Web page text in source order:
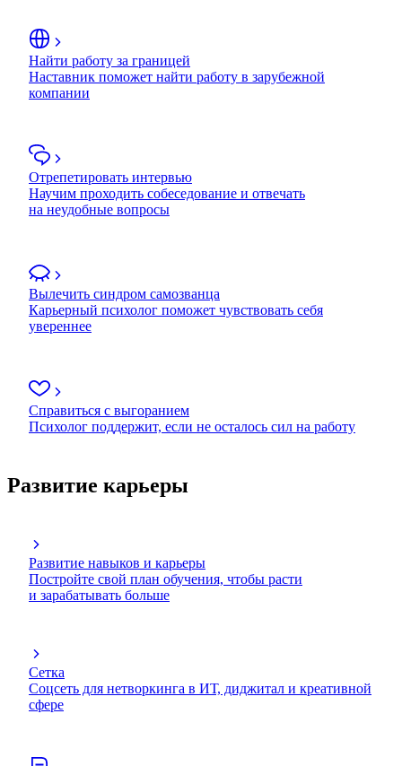
Найти работу за границей
Наставник поможет найти работу в зарубежной
компании
Отрепетировать интервью
Научим проходить собеседование и отвечать
на неудобные вопросы
Вылечить синдром самозванца
Карьерный психолог поможет чувствовать себя
увереннее
Справиться с выгоранием
Психолог поддержит, если не осталось сил на работу
Развитие карьеры
Развитие навыков и карьеры
Постройте свой план обучения, чтобы расти
и зарабатывать больше
Сетка
Соцсеть для нетворкинга в ИТ, диджитал и креативной
сфере